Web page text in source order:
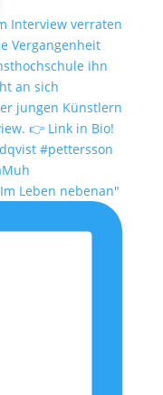
Leben nebenan"